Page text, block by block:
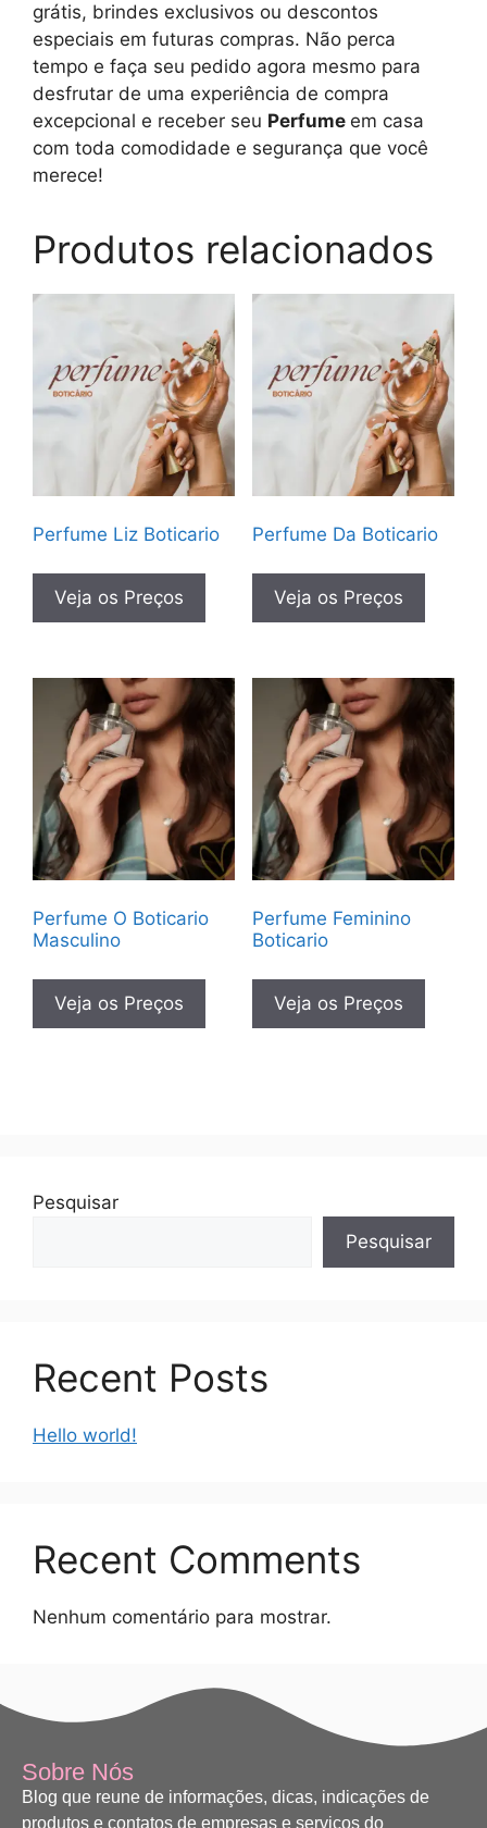
grátis, brindes exclusivos ou descontos
especiais em futuras compras. Não perca
tempo e faça seu pedido agora mesmo para
desfrutar de uma experiência de compra
excepcional e receber seu Perfume em casa
com toda comodidade e segurança que você
merece!
Produtos relacionados
Perfume Liz Boticario
Veja os Preços
Perfume Da Boticario
Veja os Preços
Perfume O Boticario
Masculino
Veja os Preços
Perfume Feminino
Boticario
Veja os Preços
Pesquisar
Pesquisar
Recent Posts
Hello world!
Recent Comments
Nenhum comentário para mostrar.
Sobre Nós
Blog que reune de informações, dicas, indicações de
produtos e contatos de empresas e serviços do